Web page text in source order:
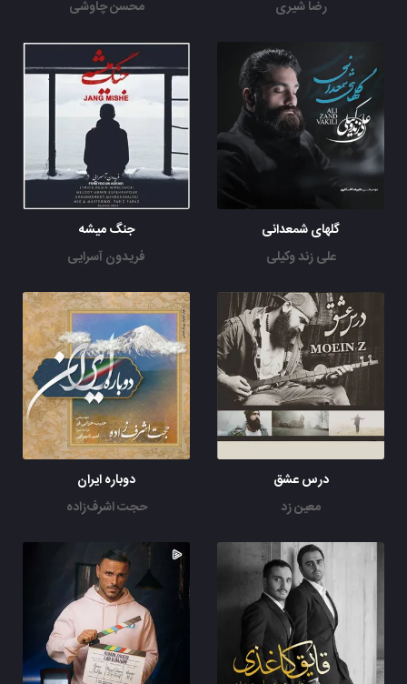
رضا شیری
محسن چاوشی
گلهای شمعدانی
علی زند وکیلی
جنگ میشه
فریدون آسرایی
درس عشق
معین زد
دوباره ایران
حجت اشرف‌زاده